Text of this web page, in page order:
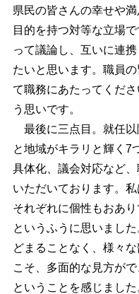
県民の皆さんの幸せや
目的を持つ対等な立場
って議論し、互いに連
たいと思います。職員
て職務にあたってくだ
う思いです。
最後に三点目。就任
と地域がキラリと輝く7
具体化、議会対応など
いただいております。
それぞれに個性もおあ
というふうに思いまし
どまることなく、様々
こそ、多面的な見方が
ということを感じまし